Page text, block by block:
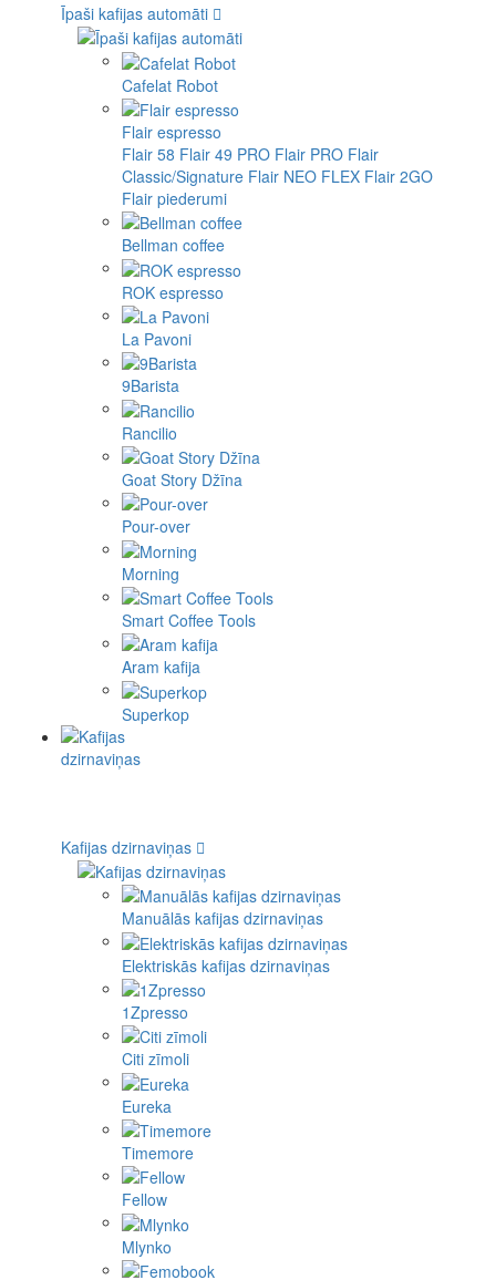
Īpaši kafijas automāti
Cafelat Robot
Flair espresso
Flair 58 Flair 49 PRO Flair PRO Flair
Classic/Signature Flair NEO FLEX Flair 2GO
Flair piederumi
Bellman coffee
ROK espresso
La Pavoni
9Barista
Rancilio
Goat Story Džīna
Pour-over
Morning
Smart Coffee Tools
Aram kafija
Superkop
Kafijas dzirnaviņas
Manuālās kafijas dzirnaviņas
Elektriskās kafijas dzirnaviņas
1Zpresso
Citi zīmoli
Eureka
Timemore
Fellow
Mlynko